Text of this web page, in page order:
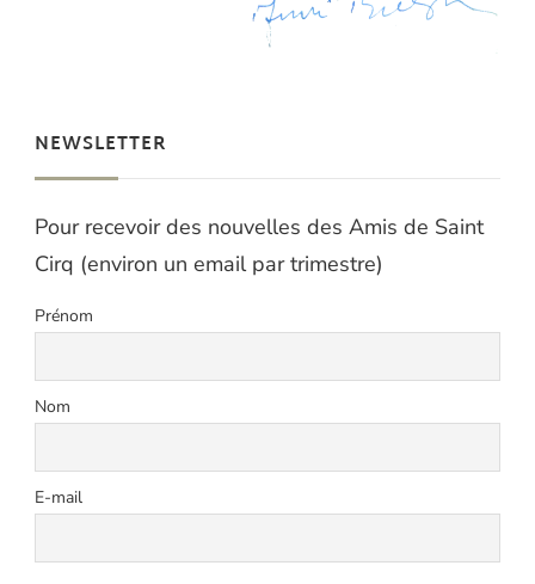
NEWSLETTER
Pour recevoir des nouvelles des Amis de Saint
Cirq (environ un email par trimestre)
Prénom
Nom
E-mail